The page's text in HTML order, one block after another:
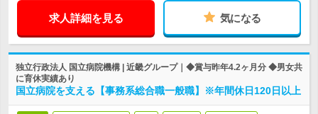
求人詳細を見る 気になる
独立行政法人 国立病院機構 | 近畿グループ｜◆賞与昨年4.2ヶ月分 ◆男女共
に育休実績あり
国立病院を支える【事務系総合職一般職】※年間休日120日以上